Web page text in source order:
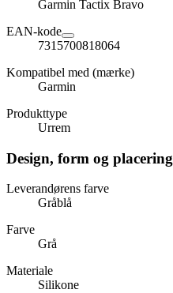
Garmin Tactix Bravo
EAN-kode
7315700818064
Kompatibel med (mærke)
Garmin
Produkttype
Urrem
Design, form og placering
Leverandørens farve
Gråblå
Farve
Grå
Materiale
Silikone